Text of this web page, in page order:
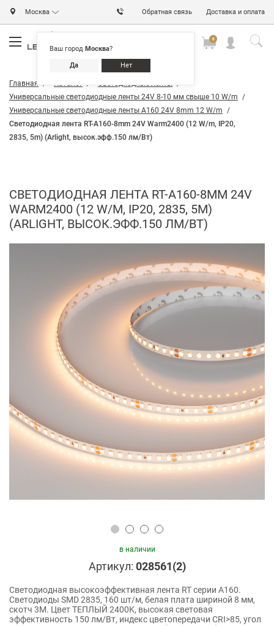
Москва
Ваш город Москва?
Да Нет
Обратная связь Доставка и оплата
0
Главная Каталог
Светодиодные ленты
Универсальные светодиодные ленты 24V 8-10 мм свыше 10 W/m
Универсальные светодиодные ленты A160 24V 8mm 12 W/m
Светодиодная лента RT-A160-8mm 24V Warm2400 (12 W/m, IP20,
2835, 5m) (Arlight, высок.эфф.150 лм/Вт)
СВЕТОДИОДНАЯ ЛЕНТА RT-A160-8MM 24V
WARM2400 (12 W/M, IP20, 2835, 5M)
(ARLIGHT, ВЫСОК.ЭФФ.150 ЛМ/ВТ)
в наличии
Артикул: 028561(2)
Светодиодная высокоэффективная лента RT серии A160.
Светодиоды SMD 2835, 160 шт/м, белая плата шириной 8 мм,
скотч 3M. Цвет ТЕПЛЫЙ 2400K, высокая световая
эффективность 150 лм/Вт, индекс цветопередачи CRI>85, угол